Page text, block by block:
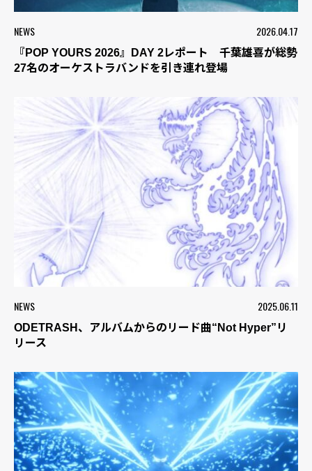
NEWS 2026.04.17
『POP YOURS 2026』DAY 2レポート 千葉雄喜が総勢
27名のオーケストラバンドを引き連れ登場
NEWS 2025.06.11
ODETRASH、アルバムからのリード曲“Not Hyper”リ
リース